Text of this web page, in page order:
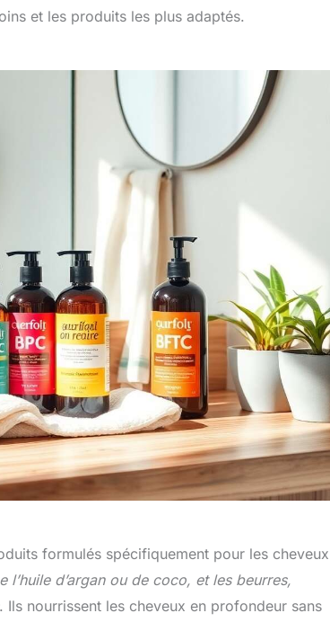
et les produits les plus adaptés.
formulés spécifiquement pour les cheveux
d’argan ou de coco, et les beurres,
. Ils nourrissent les cheveux en profondeur sans